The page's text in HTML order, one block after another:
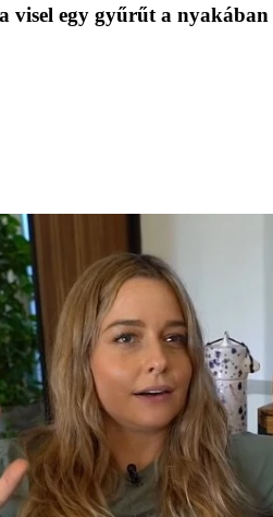
visel egy gyűrűt a nyakában